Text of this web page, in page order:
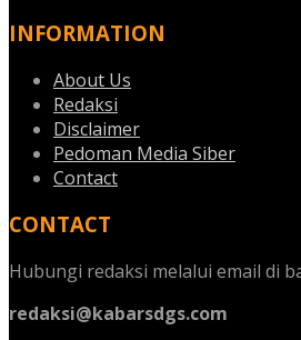
INFORMATION
About Us
Redaksi
Disclaimer
Pedoman Media Siber
Contact
CONTACT
Hubungi redaksi melalui email di
redaksi@kabarsdgs.com